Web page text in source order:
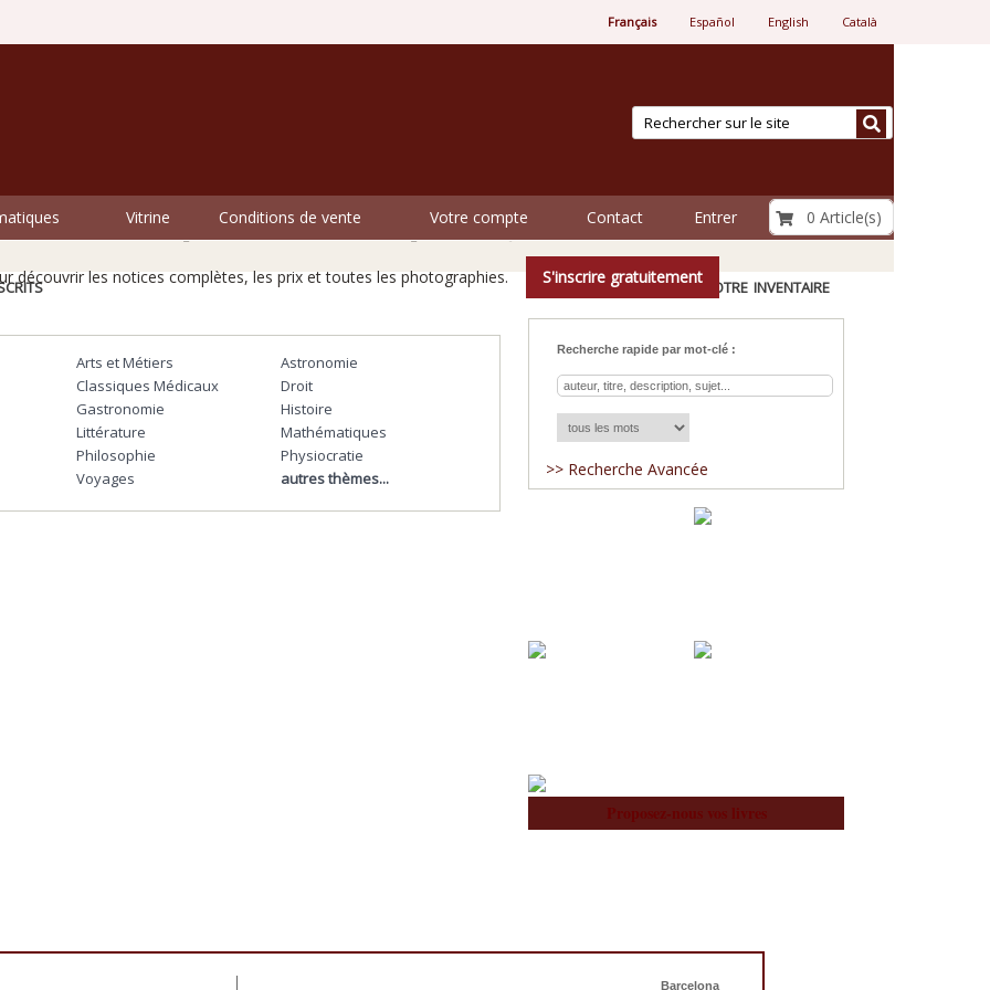
Français Español English Català
Vitrine Conditions de vente Votre compte Contact Entrer 0 Article(s)
rares ne livrent pas tous leurs secrets au premier regard.
découvrir les notices complètes, les prix et toutes les photographies. S'inscrire gratuitement
Arts et Métiers
Astronomie
Classiques Médicaux
Droit
Gastronomie
Histoire
Littérature
Mathématiques
Philosophie
Physiocratie
Voyages autres thèmes...
Explorer notre inventaire
Recherche rapide par mot-clé :
>> Recherche Avancée
Barcelona